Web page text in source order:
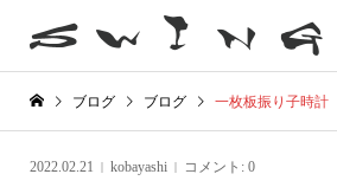
ブログ ブログ 一枚板振り子時計
2022.02.21 kobayashi コメント: 0